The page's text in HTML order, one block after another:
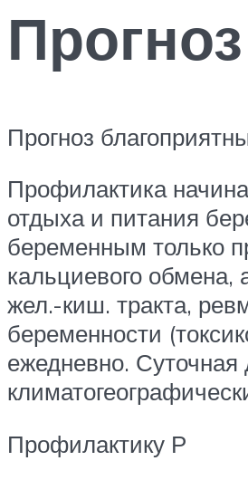
Прогноз
Профилактика
отдыха и питания
беременным только
кальциевого обмена,
жел.-киш. тракта,
беременности
ежедневно.
Профилактику Р